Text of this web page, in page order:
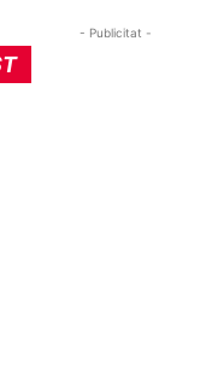
- Publicitat -